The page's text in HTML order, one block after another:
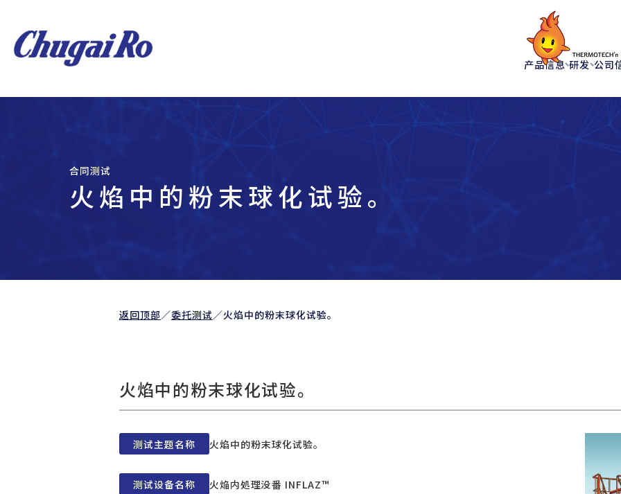
产品信息 研发 公司
合同测试
火焰中的粉末球化试验。
返回顶部／委托测试／火焰中的粉末球化试验。
火焰中的粉末球化试验。
测试主题名称 火焰中的粉末球化试验。
测试设备名称 火焔内処理没番 INFLAZ™︎